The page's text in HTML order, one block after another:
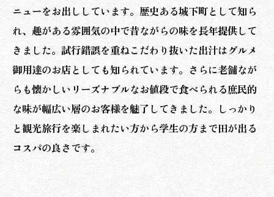
ニューをお出ししています。歴史ある城下町として知ら
れ、趣がある雰囲気の中で昔ながらの味を長年提供して
きました。試行錯誤を重ねこだわり抜いた出汁はグルメ
御用達のお店としても知られています。さらに老舗なが
らも懐かしいリーズナブルなお値段で食べられる庶民的
な味が幅広い層のお客様を魅了してきました。しっかり
と観光旅行を楽しまれたい方から学生の方まで田が出る
コスパの良さです。